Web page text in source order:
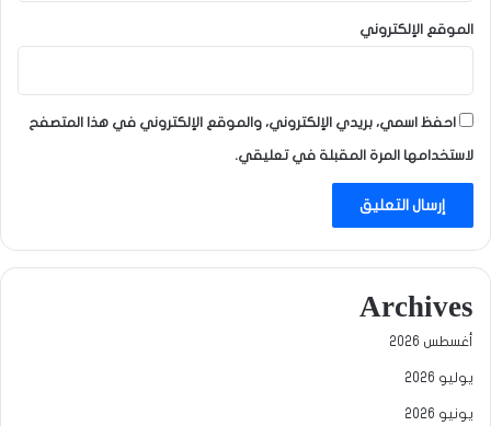
الموقع الإلكتروني
احفظ اسمي، بريدي الإلكتروني، والموقع الإلكتروني في هذا المتصفح
لاستخدامها المرة المقبلة في تعليقي.
Archives
أغسطس 2026
يوليو 2026
يونيو 2026